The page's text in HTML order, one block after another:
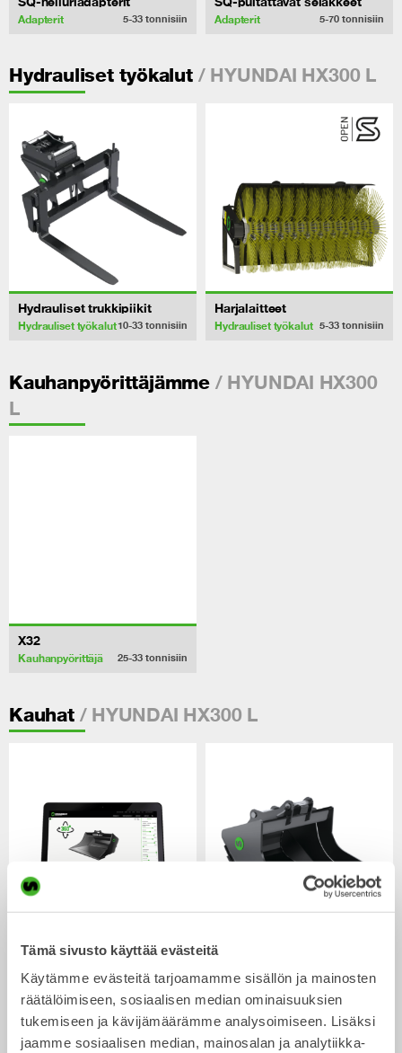
Tämä sivusto käyttää evästeitä
Käytämme evästeitä tarjoamamme sisällön ja mainosten
räätälöimiseen, sosiaalisen median ominaisuuksien
tukemiseen ja kävijämäärämme analysoimiseen. Lisäksi
jaamme sosiaalisen median, mainosalan ja analytiikka-
Adapterit 5-33 tonnisiin Adapterit 5-70 tonnisiin
Hydrauliset työkalut/ HYUNDAI HX300 L
Hydrauliset trukkipiikit
Hydrauliset työkalut10-33 tonnisiin
Harjalaitteet
Hydrauliset työkalut 5-33 tonnisiin
Kauhanpyörittäjämme/ HYUNDAI HX300
L
X32
Kauhanpyörittäjä 25-33 tonnisiin
Kauhat/ HYUNDAI HX300 L
CUSTOM BUILD Luiskakauhat